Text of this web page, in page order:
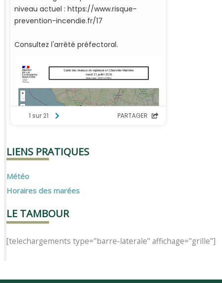
LIENS PRATIQUES
Météo
Horaires des marées
LE TAMBOUR
[telechargements type="barre-laterale" affichage="grille"]